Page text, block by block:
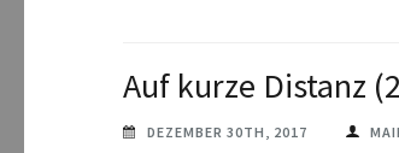
Auf kurze Distanz
DEZEMBER 30TH, 2017